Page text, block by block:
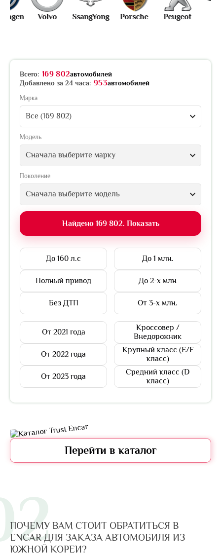
Volvo SsangYong Porsche Peugeot Audi
Всего: 169 802автомобилей
Добавлено за 24 часа: 953автомобилей
Марка
Все (169 802)
Модель
Сначала выберите марку
Поколение
Сначала выберите модель
Найдено 169 802. Показать
До 160 л.с
Полный привод
Без ДТП
До 1 млн.
До 2-х млн
От 3-х млн.
От 2021 года
От 2022 года
От 2023 года
Кроссовер /
Внедорожник
Крупный класс (E/F
класс)
Средний класс (D
класс)
Перейти в каталог
ПОЧЕМУ ВАМ СТОИТ ОБРАТИТЬСЯ В
ENCAR ДЛЯ ЗАКАЗА АВТОМОБИЛЯ ИЗ
ЮЖНОЙ КОРЕИ?